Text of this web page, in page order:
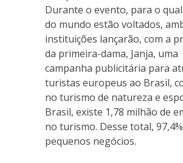
Durante o evento, para o
do mundo estão voltados,
instituições lançarão, com a
da primeira-dama, Janja, uma
campanha publicitária para
turistas europeus ao Brasil,
no turismo de natureza e
Brasil, existe 1,78 milhão de
no turismo. Desse total,
pequenos negócios.